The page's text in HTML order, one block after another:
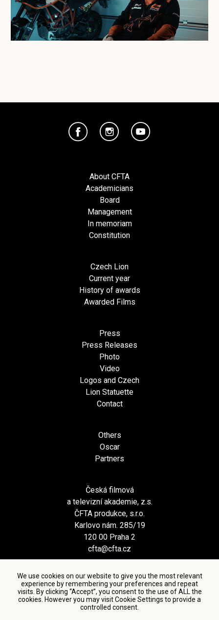
We use cookies on our website to give you the most relevant
experience by remembering your preferences and repeat
visits. By clicking “Accept”, you consent to the use of ALL the
cookies. However you may visit Cookie Settings to provide a
controlled consent.
About CFTA
Academicians
Board
Management
In memoriam
Constitution
Czech Lion
Current year
History of awards
Awarded Films
Press
Press Releases
Photo
Video
Logos and Czech
Lion Statuette
Contact
Others
Oscar
Partners
Česká filmová
a televizní akademie, z.s.
ČFTA produkce, s.r.o.
Karlovo nám. 285/19
120 00 Praha 2
cfta@cfta.cz
Terms and conditions of using personal data and privacy